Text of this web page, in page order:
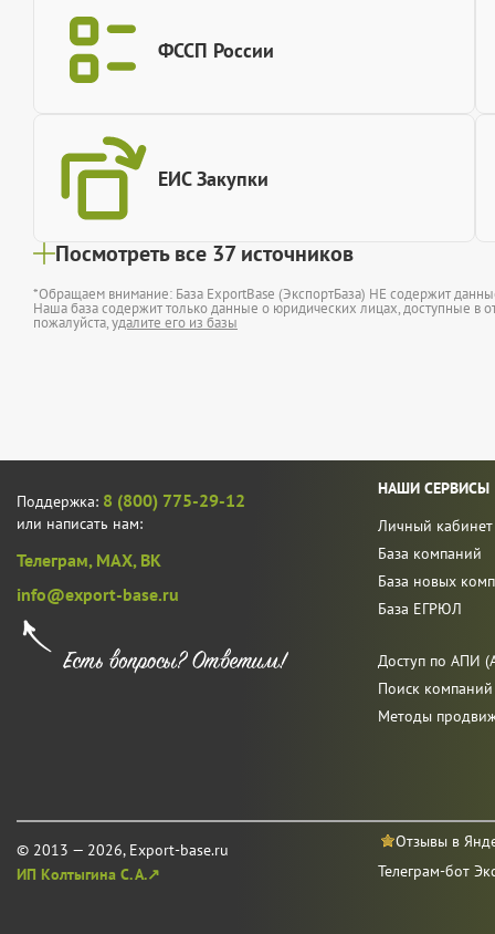
ФССП России
ЕИС Закупки
Посмотреть все 37 источников
*Обращаем внимание: База ExportBase (ЭкспортБаза) НЕ содержит
Наша база содержит только данные о юридических лицах, доступные в
пожалуйста,удалите его из базы
Поддержка: 8 (800) 775-29-12
или написать нам:
Телеграм, MAX, ВК
info@export-base.ru
© 2013 — 2026, Export-base.ru
ИП Колтыгина С. А.↗
НАШИ СЕРВИСЫ
Личный кабинет
База компаний
База новых
База ЕГРЮЛ
Доступ по АПИ
Поиск
Методы
Отзывы в
Телеграм-бот